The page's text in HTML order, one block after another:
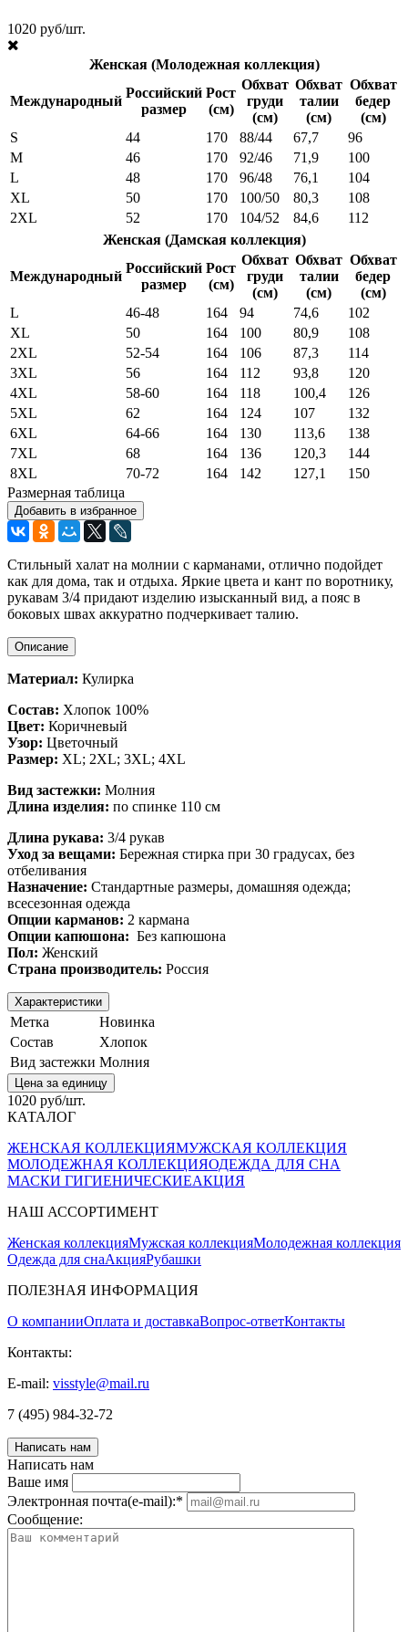
1020 руб/шт.
Женская (Молодежная коллекция)
Международный
Российский
размер
Рост
(см)
Обхват
груди
(см)
Обхват
талии
(см)
Обхват
бедер
(см)
S
44 170 88/44 67,7
96
M
46 170 92/46 71,9
100
L
48 170 96/48 76,1
104
XL
50 170 100/50 80,3
108
2XL
52 170 104/52 84,6
112
Женская (Дамская коллекция)
Международный
Российский
размер
Рост
(см)
Обхват
груди
(см)
Обхват
талии
(см)
Обхват
бедер
(см)
L
46-48 164 94 74,6
102
XL
50 164 100 80,9
108
2XL
52-54 164 106 87,3
114
3XL
56 164 112 93,8
120
4XL
58-60 164 118 100,4
126
5XL
62 164 124 107
132
6XL
64-66 164 130 113,6
138
7XL
68 164 136 120,3
144
8XL
70-72 164 142 127,1
150
Размерная таблица
Добавить в избранное
Стильный халат на молнии с карманами, отлично подойдет
как для дома, так и отдыха. Яркие цвета и кант по воротнику,
рукавам 3/4 придают изделию изысканный вид, а пояс в
боковых швах аккуратно подчеркивает талию.
Описание
Материал: Кулирка
Состав: Хлопок 100%
Цвет: Коричневый
Узор: Цветочный
Размер: XL; 2XL; 3XL; 4XL
Вид застежки: Молния
Длина изделия: по спинке 110 см
Длина рукава: 3/4 рукав
Уход за вещами: Бережная стирка при 30 градусах, без
отбеливания
Назначение: Стандартные размеры, домашняя одежда;
всесезонная одежда
Опции карманов: 2 кармана
Опции капюшона: Без капюшона
Пол: Женский
Страна производитель: Россия
Характеристики
Метка
Новинка
Состав
Хлопок
Вид застежки Молния
Цена за единицу
1020 руб/шт.
КАТАЛОГ
ЖЕНСКАЯ КОЛЛЕКЦИЯМУЖСКАЯ КОЛЛЕКЦИЯ
МОЛОДЕЖНАЯ КОЛЛЕКЦИЯОДЕЖДА ДЛЯ СНА
МАСКИ ГИГИЕНИЧЕСКИЕАКЦИЯ
НАШ АССОРТИМЕНТ
Женская коллекцияМужская коллекцияМолодежная коллекция
Одежда для снаАкцияРубашки
ПОЛЕЗНАЯ ИНФОРМАЦИЯ
О компанииОплата и доставкаВопрос-ответКонтакты
Контакты:
E-mail: visstyle@mail.ru
7 (495) 984-32-72
Написать нам
Написать нам
Ваше имя
Электронная почта(e-mail):*
Соoбщение: